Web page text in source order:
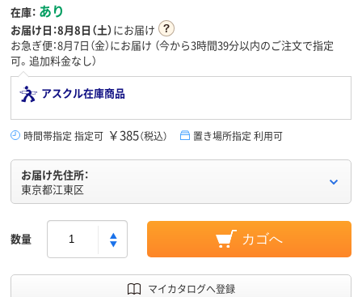
在庫： あり
お届け日：8月8日（土）にお届け
お急ぎ便：8月7日（金）にお届け （今から3時間39分以内のご注文で指定
可。追加料金なし）
アスクル在庫商品
時間帯指定 指定可 ￥385（税込） 置き場所指定 利用可
お届け先住所：
東京都江東区
数量 カゴへ
マイカタログへ登録